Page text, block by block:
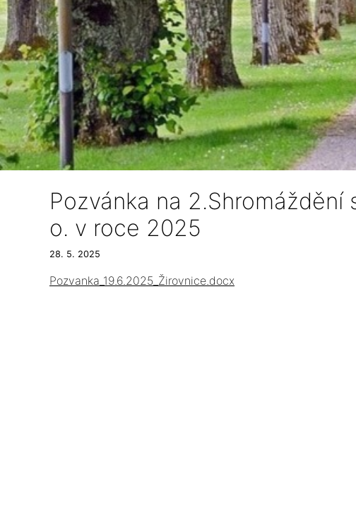
Pozvánka na 2.Shromáždění
o. v roce 2025
28. 5. 2025
Pozvanka_19.6.2025_Žirovnice.docx